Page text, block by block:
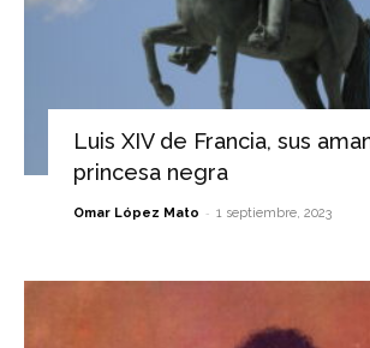
Luis XIV de Francia, sus
princesa negra
Omar López Mato - 1 septiembre, 2023